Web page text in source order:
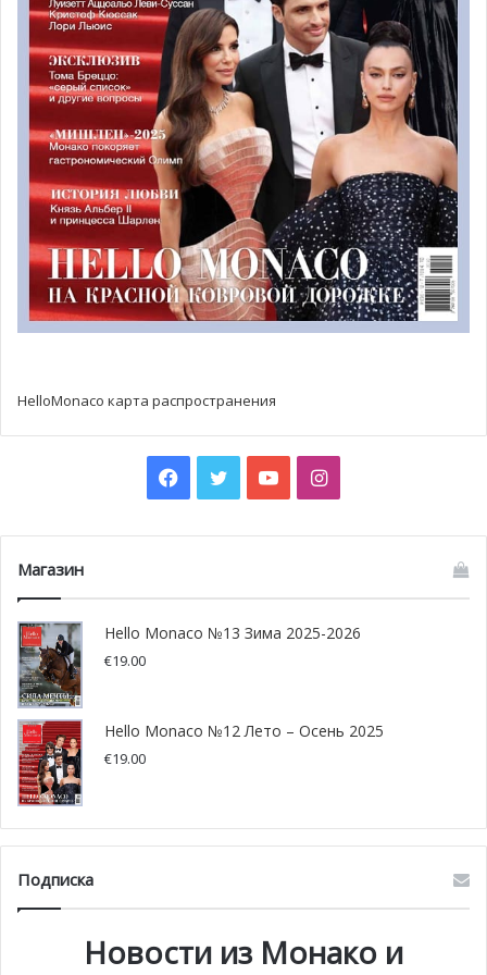
Также25 и 26 маяк привычному расписанию движения
поездовбудут добавлены еще 16 дополнительных
поездовв направлении «из» или «в Монако».
Фото: pixabay
HelloMonaco карта распространения
Facebook
TwitterYouTubeInstagram
Магазин
Hello Monaco №13 Зима 2025-2026
€19.00
Hello Monaco №12 Лето – Осень 2025
€19.00
Подписка
Новости из Монако и